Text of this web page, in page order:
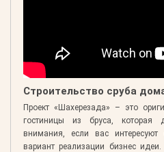
Строительство сруба
Проект «Шахерезада» – это
гостиницы из бруса, которая
внимания, если вас
вариант реализации бизнес